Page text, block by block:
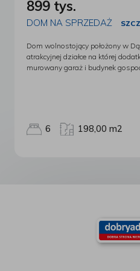
Obsługujemy teren całego
zachodniopomorskiego. Nasz
Dobierzemy dla Państwa
nieruchomości. Nie musisz
otrzymać świetny kredyt! W
Zadzwoń po kredyt hipoteczny
CENTRALA FIRMY: +48 530 855
Nasze oddziały:
Konopnickiej 76 72-100
577 07 57 Oddział NOWOGARD
Nowogard Tel. +48 91 307 66 87
Łaziebna 1, U1/1 70-557
899 tys.
DOM NA SPRZEDAŻ
Dom wolnostojący położony w
atrakcyjnej działce na której
murowany garaż i budynek
S3, dodatkowo możliwość
szkoła podstawowa, Lidl, netto,
komunikacja miejska itp.
przystosowana jest dla dwóch
wejścia. Powierzchnia użytkowa
tradycyjnej murowanej. Ściany
tynkiem strukturalnym i
papą. Standard nieruchomości
6 198,00 m2